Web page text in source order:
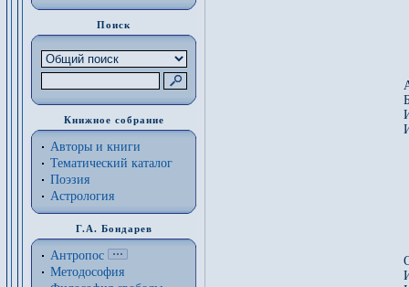
Поиск
Книжное собрание
Авторы и книги
Тематический каталог
Поэзия
Астрология
Г.А. Бондарев
Антропос
Методософия